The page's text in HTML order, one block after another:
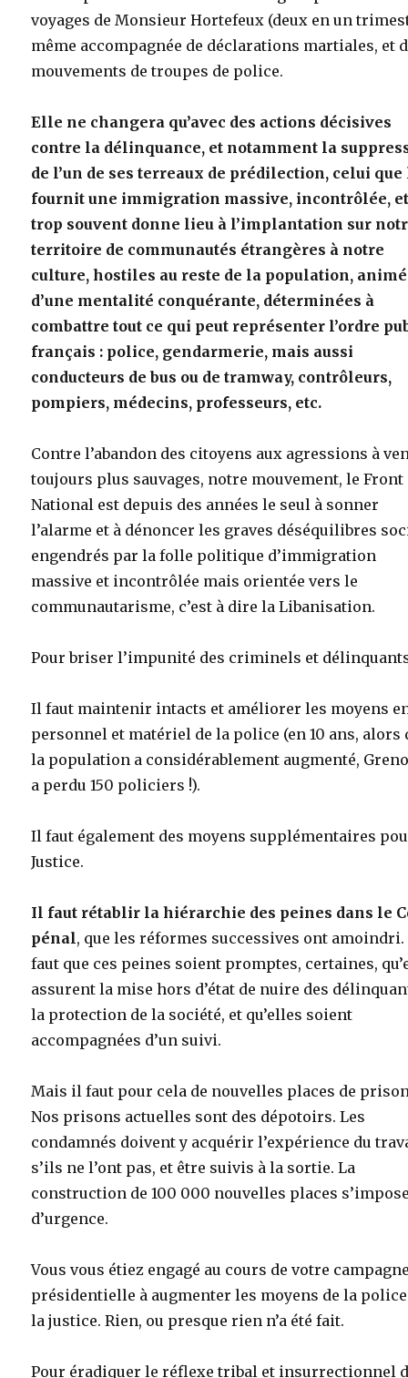
voyages de Monsieur Hortefeux (deux en un
même accompagnée de déclarations martiales, et
mouvements de troupes de police.
Elle ne changera qu’avec des actions décisives
contre la délinquance, et notamment la
de l’un de ses terreaux de prédilection, celui
fournit une immigration massive, incontrôlée,
trop souvent donne lieu à l’implantation sur
territoire de communautés étrangères à notre
culture, hostiles au reste de la population,
d’une mentalité conquérante, déterminées à
combattre tout ce qui peut représenter l’ordre
français : police, gendarmerie, mais aussi
conducteurs de bus ou de tramway, contrôleurs,
pompiers, médecins, professeurs, etc.
Contre l’abandon des citoyens aux agressions à
toujours plus sauvages, notre mouvement, le Front
National est depuis des années le seul à sonner
l’alarme et à dénoncer les graves déséquilibres
engendrés par la folle politique d’immigration
massive et incontrôlée mais orientée vers le
communautarisme, c’est à dire la Libanisation.
Pour briser l’impunité des criminels et
Il faut maintenir intacts et améliorer les moyens
personnel et matériel de la police (en 10 ans, alors
la population a considérablement augmenté,
a perdu 150 policiers !).
Il faut également des moyens supplémentaires
Justice.
Il faut rétablir la hiérarchie des peines dans le
pénal, que les réformes successives ont
faut que ces peines soient promptes, certaines,
assurent la mise hors d’état de nuire des
la protection de la société, et qu’elles soient
accompagnées d’un suivi.
Mais il faut pour cela de nouvelles places de
Nos prisons actuelles sont des dépotoirs. Les
condamnés doivent y acquérir l’expérience du
s’ils ne l’ont pas, et être suivis à la sortie. La
construction de 100 000 nouvelles places
d’urgence.
Vous vous étiez engagé au cours de votre
présidentielle à augmenter les moyens de la
la justice. Rien, ou presque rien n’a été fait.
Pour éradiquer le réflexe tribal et insurrectionnel